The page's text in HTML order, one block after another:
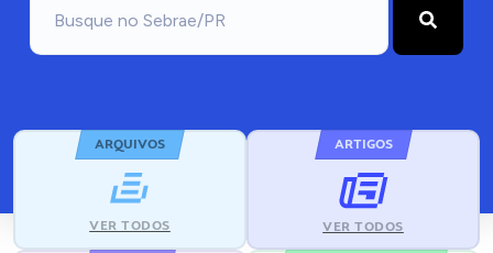
ARQUIVOS
VER TODOS
ARTIGOS
VER TODOS